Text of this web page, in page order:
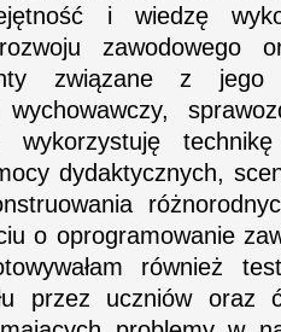
i wiedzę
zawodowego
związane z
wychowawczy,
wykorzystuję
dydaktycznych,
o oprogramowanie
również
przez uczniów oraz